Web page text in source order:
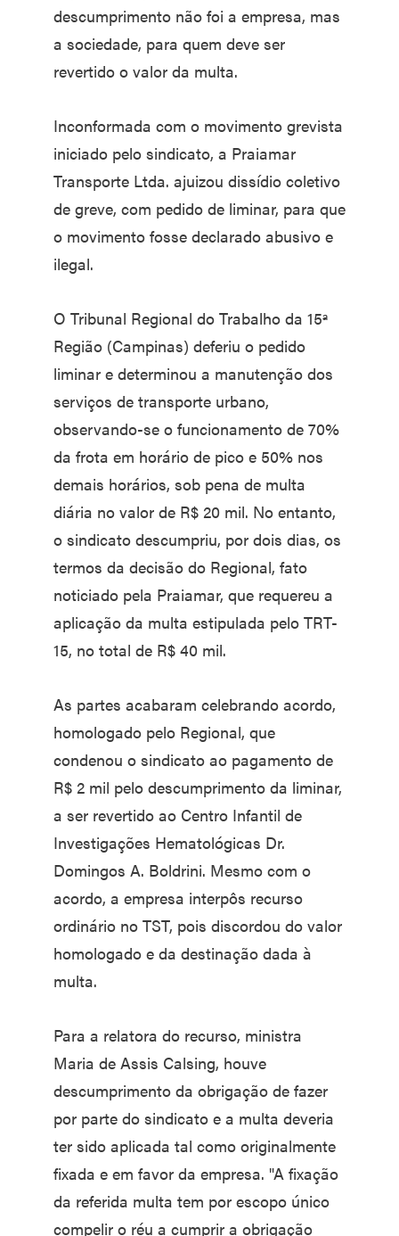
descumprimento não foi a empresa, mas
a sociedade, para quem deve ser
revertido o valor da multa.
Inconformada com o movimento grevista
iniciado pelo sindicato, a Praiamar
Transporte Ltda. ajuizou dissídio coletivo
de greve, com pedido de liminar, para que
o movimento fosse declarado abusivo e
ilegal.
O Tribunal Regional do Trabalho da 15ª
Região (Campinas) deferiu o pedido
liminar e determinou a manutenção dos
serviços de transporte urbano,
observando-se o funcionamento de 70%
da frota em horário de pico e 50% nos
demais horários, sob pena de multa
diária no valor de R$ 20 mil. No entanto,
o sindicato descumpriu, por dois dias, os
termos da decisão do Regional, fato
noticiado pela Praiamar, que requereu a
aplicação da multa estipulada pelo TRT-
15, no total de R$ 40 mil.
As partes acabaram celebrando acordo,
homologado pelo Regional, que
condenou o sindicato ao pagamento de
R$ 2 mil pelo descumprimento da liminar,
a ser revertido ao Centro Infantil de
Investigações Hematológicas Dr.
Domingos A. Boldrini. Mesmo com o
acordo, a empresa interpôs recurso
ordinário no TST, pois discordou do valor
homologado e da destinação dada à
multa.
Para a relatora do recurso, ministra
Maria de Assis Calsing, houve
descumprimento da obrigação de fazer
por parte do sindicato e a multa deveria
ter sido aplicada tal como originalmente
fixada e em favor da empresa. "A fixação
da referida multa tem por escopo único
compelir o réu a cumprir a obrigação